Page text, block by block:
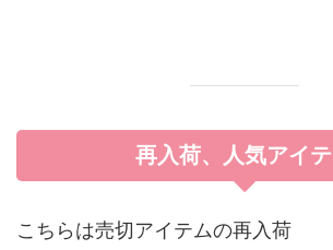
再入荷、人気アイ
こちらは売切アイテムの再入荷